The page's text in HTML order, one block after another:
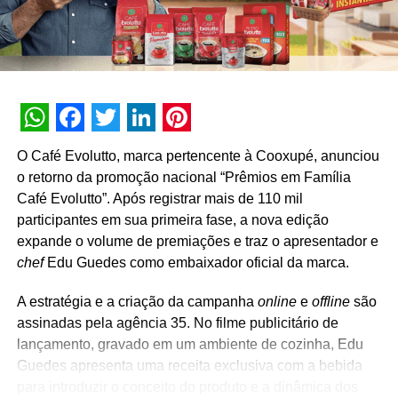
TÓPICOS RELACIONADOS: DESTAQUE
A SEGUIR
promocional com mais de 3 milhões em prêmios
Colormaq e GTEX se juntam em collab
WhatsApp
Facebook
Twitter
LinkedIn
Pinterest
O Café Evolutto, marca pertencente à Cooxupé, anunciou
o retorno da promoção nacional “Prêmios em Família
Café Evolutto”. Após registrar mais de 110 mil
participantes em sua primeira fase, a nova edição
expande o volume de premiações e traz o apresentador e
chefEdu Guedes como embaixador oficial da marca.
A estratégia e a criação da campanha onlinee offlinesão
assinadas pela agência 35. No filme publicitário de
lançamento, gravado em um ambiente de cozinha, Edu
Guedes apresenta uma receita exclusiva com a bebida